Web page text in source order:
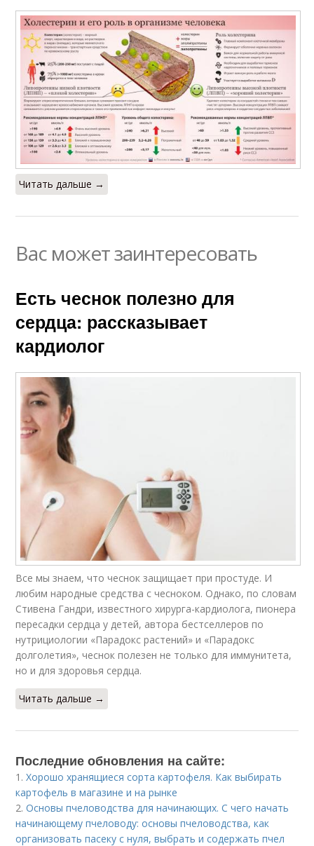
Читать дальше →
Вас может заинтересовать
Есть чеснок полезно для
сердца: рассказывает
кардиолог
Все мы знаем, что чеснок защищает при простуде. И
любим народные средства с чесноком. Однако, по словам
Стивена Гандри, известного хирурга-кардиолога, пионера
пересадки сердца у детей, автора бестселлеров по
нутрициологии «Парадокс растений» и «Парадокс
долголетия», чеснок полезен не только для иммунитета,
но и для здоровья сердца.
Читать дальше →
Последние обновления на сайте:
1.Хорошо хранящиеся сорта картофеля. Как выбирать
картофель в магазине и на рынке
2.Основы пчеловодства для начинающих. С чего начать
начинающему пчеловоду: основы пчеловодства, как
организовать пасеку с нуля, выбрать и содержать пчел